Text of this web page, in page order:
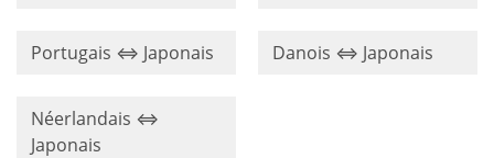
Portugais ⇔ Japonais Danois ⇔ Japonais
Néerlandais ⇔
Japonais